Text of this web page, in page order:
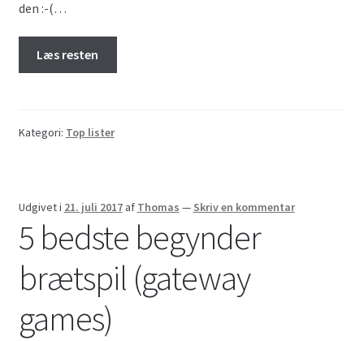
den :-(…
Læs resten
Kategori: Top lister
Udgivet i 21. juli 2017 af Thomas — Skriv en kommentar
5 bedste begynder
brætspil (gateway
games)